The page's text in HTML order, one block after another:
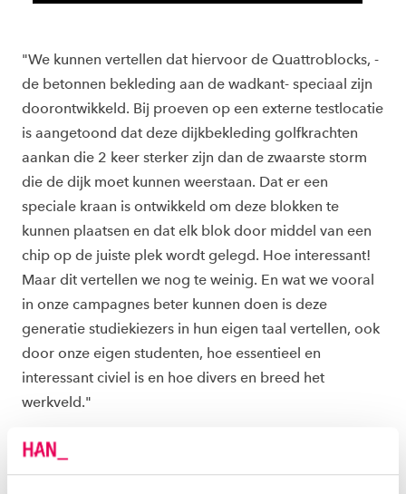
"We kunnen vertellen dat hiervoor de Quattroblocks, -
de betonnen bekleding aan de wadkant- speciaal zijn
doorontwikkeld. Bij proeven op een externe testlocatie
is aangetoond dat deze dijkbekleding golfkrachten
aankan die 2 keer sterker zijn dan de zwaarste storm
die de dijk moet kunnen weerstaan. Dat er een
speciale kraan is ontwikkeld om deze blokken te
kunnen plaatsen en dat elk blok door middel van een
chip op de juiste plek wordt gelegd. Hoe interessant!
Maar dit vertellen we nog te weinig. En wat we vooral
in onze campagnes beter kunnen doen is deze
generatie studiekiezers in hun eigen taal vertellen, ook
door onze eigen studenten, hoe essentieel en
interessant civiel is en hoe divers en breed het
werkveld."